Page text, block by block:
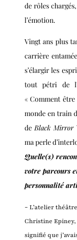
de rôles
l’émotion.
Vingt ans plus
carrière
s’élargir les
tout pétri de
« Comment être
monde en train
deBlack Mirror
ma perle
Quelle(s)
votre parcours
personnalité
- L’atelier
Christine Epiney,
signifié que